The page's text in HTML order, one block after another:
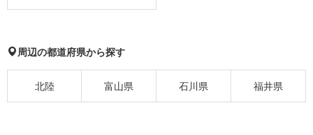
周辺の都道府県から探す
北陸 富山県 石川県 福井県